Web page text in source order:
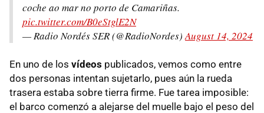
coche ao mar no porto de Camariñas.
pic.twitter.com/B0eStglE2N
— Radio Nordés SER (@RadioNordes)August 14, 2024
En uno de los vídeos publicados, vemos como entre
dos personas intentan sujetarlo, pues aún la rueda
trasera estaba sobre tierra firme. Fue tarea imposible:
el barco comenzó a alejarse del muelle bajo el peso del